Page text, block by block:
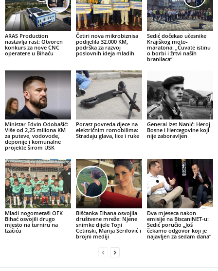
ARAS Production
nastavlja rast: Otvoren
konkurs za nove CNC
operatere u Bihaću
Četiri nova mikrobiznisa
podijelila 32.000 KM,
podrška za razvoj
poslovnih ideja mladih
Sedić dočekao učesnike
Krajiškog moto-
maratona: „Čuvate istinu
o borbi i žrtvi naših
branilaca“
Ministar Edvin Odobašić:
Više od 2,25 miliona KM
za puteve, vodovode,
deponije i komunalne
projekte širom USK
Porast povreda djece na
električnim romobilima:
Stradaju glava, lice i ruke
General Izet Nanić: Heroj
Bosne i Hercegovine koji
nije zaboravljen
Mladi nogometaši OFK
Bihać osvojili drugo
mjesto na turniru na
Izačiću
Bišćanka Elhana osvojila
društvene mreže: Njene
snimke dijele Toni
Cetinski, Marija Šerifović i
brojni mediji
Dva mjeseca nakon
emisije na BiscaniNET-u:
Sedić poručio „Još
čekamo odgovor koji je
najavljen za sedam dana“